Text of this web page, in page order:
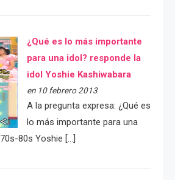
¿Qué es lo más importante
para una idol? responde la
idol Yoshie Kashiwabara
en 10 febrero 2013
A la pregunta expresa: ¿Qué es
lo más importante para una
80s Yoshie […]